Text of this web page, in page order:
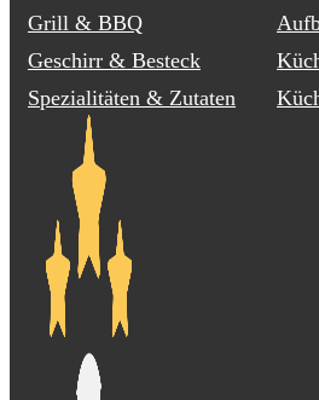
Grill & BBQ
Geschirr & Besteck
Spezialitäten & Zutaten